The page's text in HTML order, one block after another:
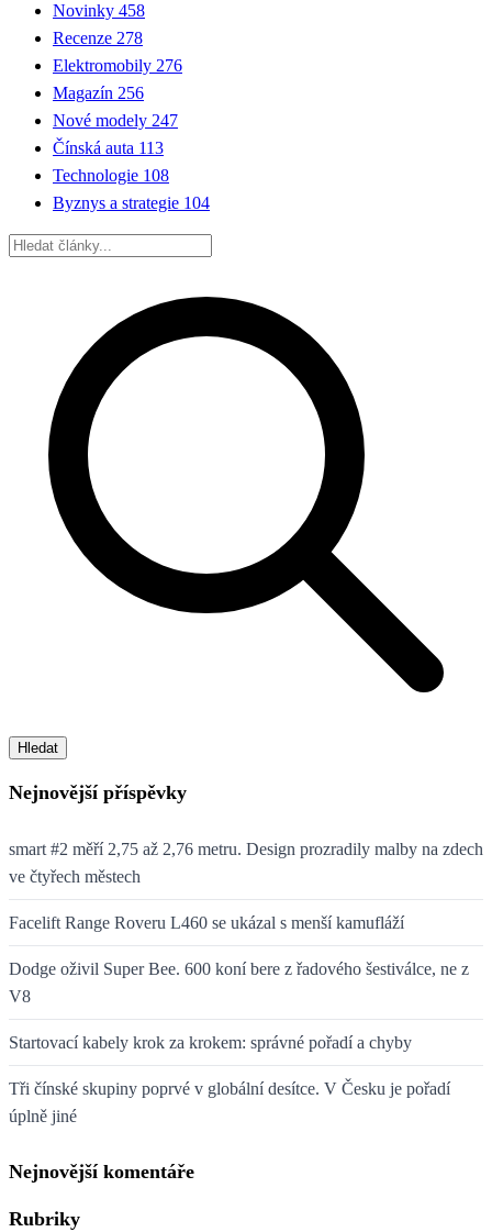
Novinky 458
Recenze 278
Elektromobily 276
Magazín 256
Nové modely 247
Čínská auta 113
Technologie 108
Byznys a strategie 104
Hledat:
Hledat
Nejnovější příspěvky
smart #2 měří 2,75 až 2,76 metru. Design prozradily malby na zdech
ve čtyřech městech
Facelift Range Roveru L460 se ukázal s menší kamufláží
Dodge oživil Super Bee. 600 koní bere z řadového šestiválce, ne z
V8
Startovací kabely krok za krokem: správné pořadí a chyby
Tři čínské skupiny poprvé v globální desítce. V Česku je pořadí
úplně jiné
Nejnovější komentáře
Rubriky